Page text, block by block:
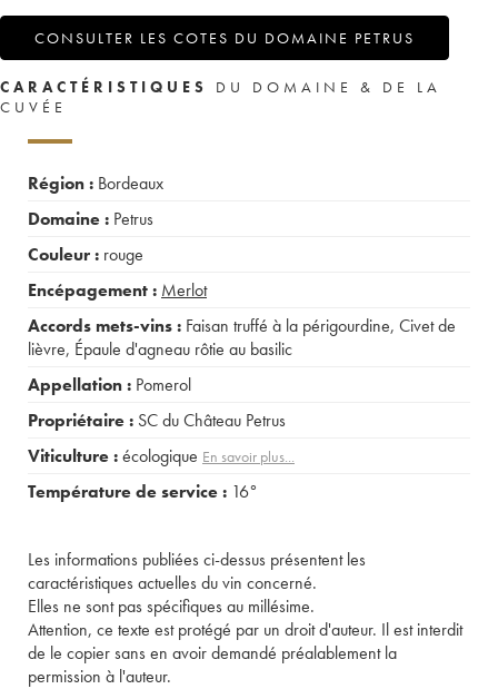
CONSULTER LES COTES DU DOMAINE PETRUS
CARACTÉRISTIQUES
DU DOMAINE & DE LA
CUVÉE
Région : Bordeaux
Domaine : Petrus
Couleur : rouge
Encépagement : Merlot
Accords mets-vins : Faisan truffé à la périgourdine, Civet de
lièvre, Épaule d'agneau rôtie au basilic
Appellation : Pomerol
Propriétaire : SC du Château Petrus
Viticulture :écologique En savoir plus...
Température de service : 16°
Les informations publiées ci-dessus présentent les
caractéristiques actuelles du vin concerné.
Elles ne sont pas spécifiques au millésime.
Attention, ce texte est protégé par un droit d'auteur. Il est interdit
de le copier sans en avoir demandé préalablement la
permission à l'auteur.